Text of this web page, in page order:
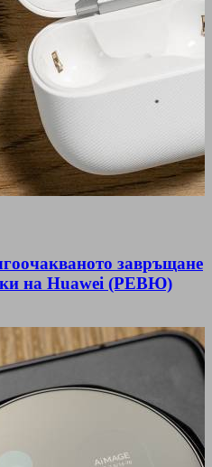
завръщане
на Huawei (РЕВЮ)